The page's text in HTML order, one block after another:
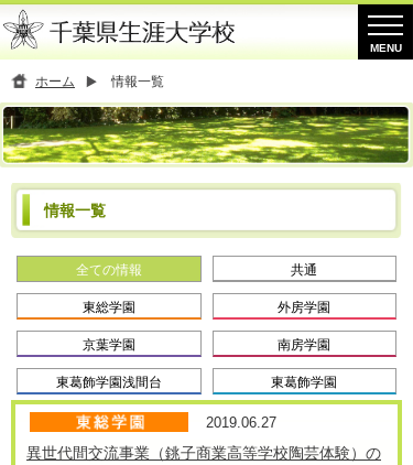
ホーム 情報一覧
情報一覧
全ての情報 共通
東総学園 外房学園
京葉学園 南房学園
東葛飾学園浅間台 東葛飾学園
2019.06.27
異世代間交流事業（銚子商業高等学校陶芸体験）の